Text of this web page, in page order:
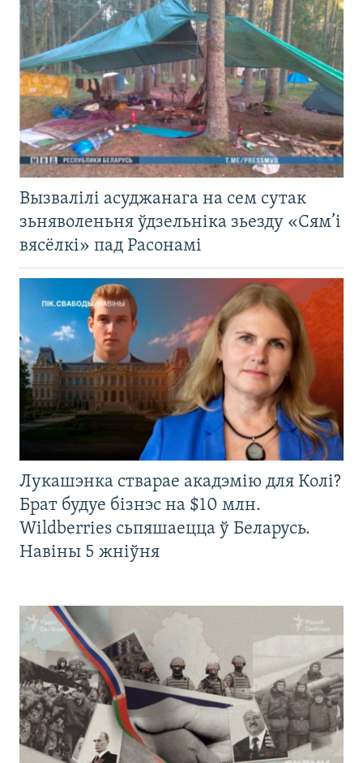
Вызвалілі асуджанага на сем сутак
зьняволеньня ўдзельніка зьезду «Сям’і
вясёлкі» пад Расонамі
Лукашэнка стварае акадэмію для Колі?
Брат будуе бізнэс на $10 млн.
Wildberries сьпяшаецца ў Беларусь.
Навіны 5 жніўня